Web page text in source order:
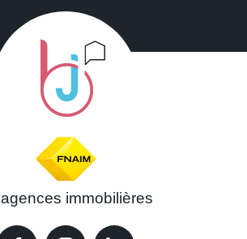
agences immobilières